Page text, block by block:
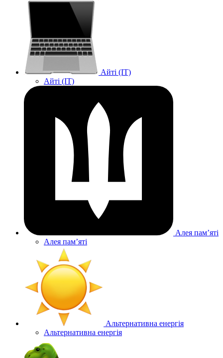
Айті (IT)
Айті (IT)
Алея памʼяті
Алея памʼяті
Альтернативна енергія
Альтернативна енергія